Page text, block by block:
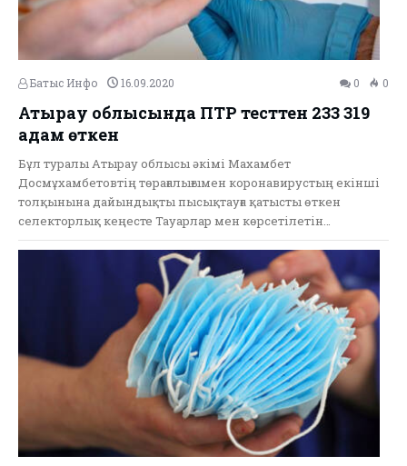
Батыс Инфо 16.09.2020 0 0
Атырау облысында ПТР тесттен 233 319
адам өткен
Бұл туралы Атырау облысы әкімі Махамбет
Досмұхамбетовтің төрағалығымен коронавирустың екінші
толқынына дайындықты пысықтауға қатысты өткен
селекторлық кеңесте Тауарлар мен көрсетілетін…